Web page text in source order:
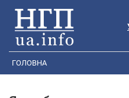
ГОЛОВНА